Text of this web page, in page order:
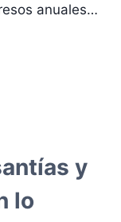
anuales…
y
lo